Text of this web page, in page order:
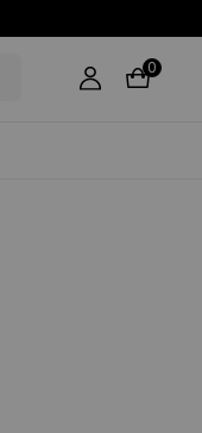
0